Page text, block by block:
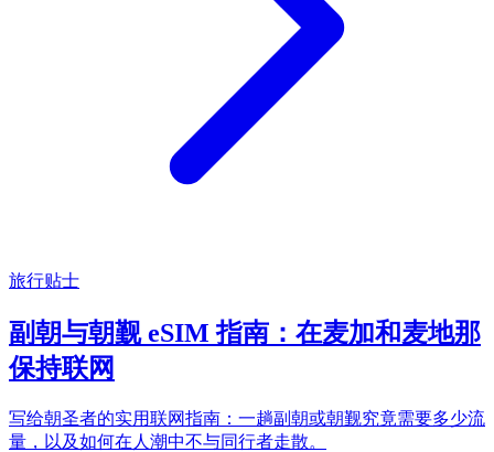
旅行贴士
副朝与朝觐 eSIM 指南：在麦加和麦地那
保持联网
写给朝圣者的实用联网指南：一趟副朝或朝觐究竟需要多少流
量，以及如何在人潮中不与同行者走散。